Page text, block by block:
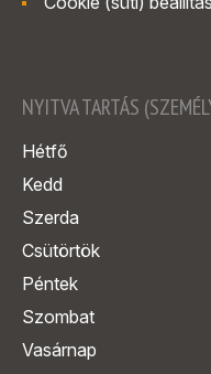
NYITVA TARTÁS
Hétfő
Kedd
Szerda
Csütörtök
Péntek
Szombat
Vasárnap